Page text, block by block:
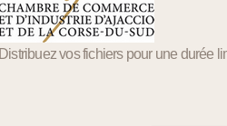
Distribuez vos fichiers pour une durée